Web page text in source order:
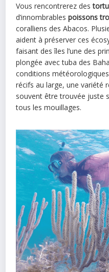
Vous rencontrerez des
d’innombrablespoissons
coralliens des Abacos.
aident à préserver ces
faisant des îles l’une des
plongée avec tuba des
conditions
récifs au large, une variété
souvent être trouvée juste
tous les mouillages.